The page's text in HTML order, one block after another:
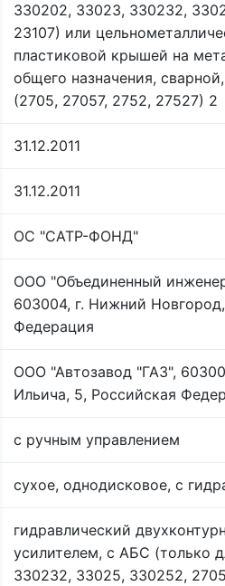
330202, 33023, 330232,
23107) или
пластиковой крышей на
общего назначения,
(2705, 27057, 2752, 27527) 2
31.12.2011
31.12.2011
ОС "САТР-ФОНД"
ООО "Объединенный
603004, г. Нижний
Федерация
ООО "Автозавод "ГАЗ",
Ильича, 5, Российская
с ручным управлением
сухое, однодисковое, с
гидравлический
усилителем, с АБС (только
330232, 33025, 330252,